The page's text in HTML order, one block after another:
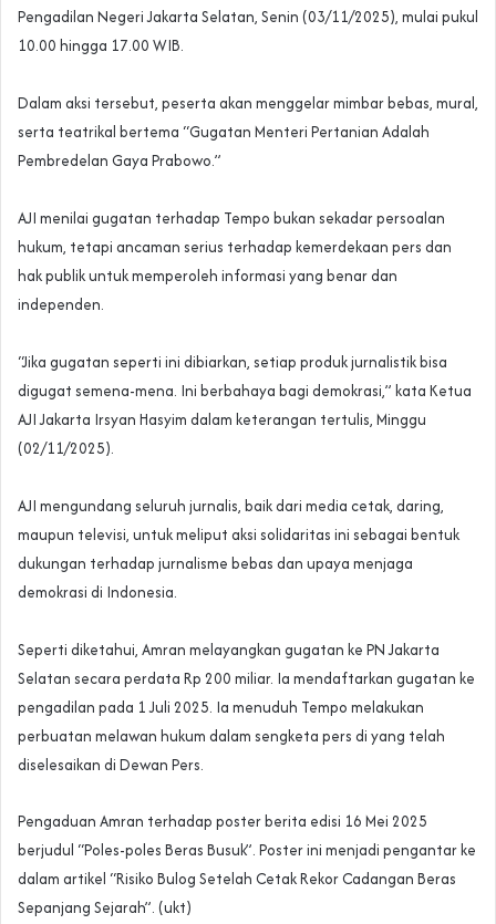
Pengadilan Negeri Jakarta Selatan, Senin (03/11/2025), mulai pukul
10.00 hingga 17.00 WIB.
Dalam aksi tersebut, peserta akan menggelar mimbar bebas, mural,
serta teatrikal bertema “Gugatan Menteri Pertanian Adalah
Pembredelan Gaya Prabowo.”
‎AJI menilai gugatan terhadap Tempo bukan sekadar persoalan
hukum, tetapi ancaman serius terhadap kemerdekaan pers dan
hak publik untuk memperoleh informasi yang benar dan
independen.
“Jika gugatan seperti ini dibiarkan, setiap produk jurnalistik bisa
digugat semena-mena. Ini berbahaya bagi demokrasi,” kata Ketua
AJI Jakarta Irsyan Hasyim dalam keterangan tertulis, Minggu
(02/11/2025).
AJI mengundang seluruh jurnalis, baik dari media cetak, daring,
maupun televisi, untuk meliput aksi solidaritas ini sebagai bentuk
dukungan terhadap jurnalisme bebas dan upaya menjaga
demokrasi di Indonesia.
‎Seperti diketahui, Amran melayangkan gugatan ke PN Jakarta
Selatan secara perdata Rp 200 miliar. Ia mendaftarkan gugatan ke
pengadilan pada 1 Juli 2025. Ia menuduh Tempo melakukan
perbuatan melawan hukum dalam sengketa pers di yang telah
diselesaikan di Dewan Pers.
‎Pengaduan Amran terhadap poster berita edisi 16 Mei 2025
berjudul “Poles-poles Beras Busuk”. Poster ini menjadi pengantar ke
dalam artikel “Risiko Bulog Setelah Cetak Rekor Cadangan Beras
Sepanjang Sejarah”. (ukt)